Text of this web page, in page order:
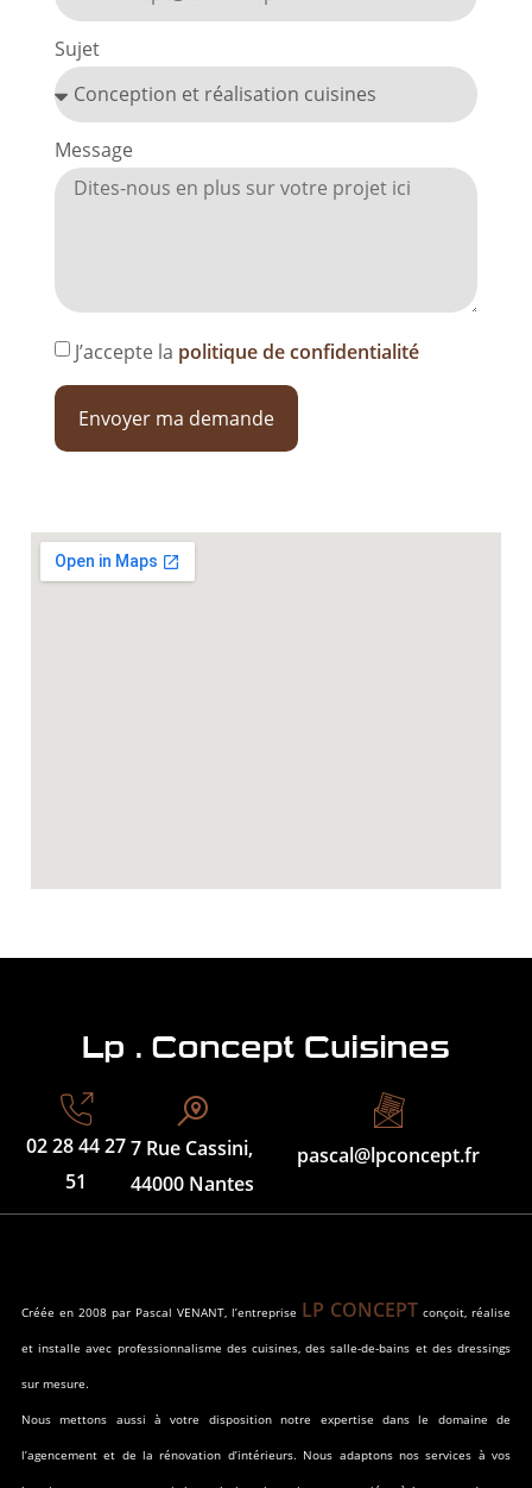
Sujet
Message
J’accepte la politique de confidentialité
Envoyer ma demande
02 28 44 27
51
7 Rue Cassini,
44000 Nantes
pascal@lpconcept.fr
Créée en 2008 par Pascal VENANT, l’entreprise LP CONCEPT conçoit, réalise
et installe avec professionnalisme des cuisines, des salle-de-bains et des dressings
sur mesure.
Nous mettons aussi à votre disposition notre expertise dans le domaine de
l’agencement et de la rénovation d’intérieurs. Nous adaptons nos services à vos